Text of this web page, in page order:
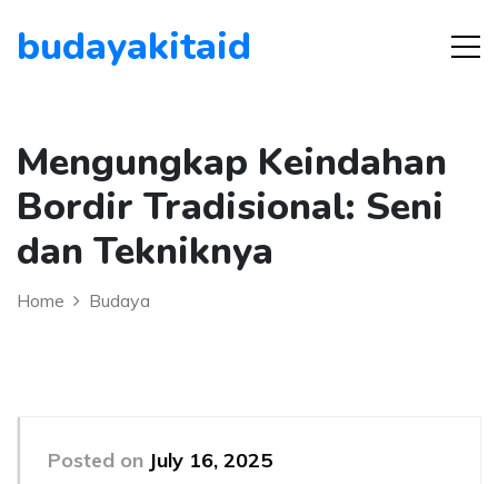
budayakitaid
Mengungkap Keindahan
Bordir Tradisional: Seni
dan Tekniknya
Home Budaya
Posted on July 16, 2025